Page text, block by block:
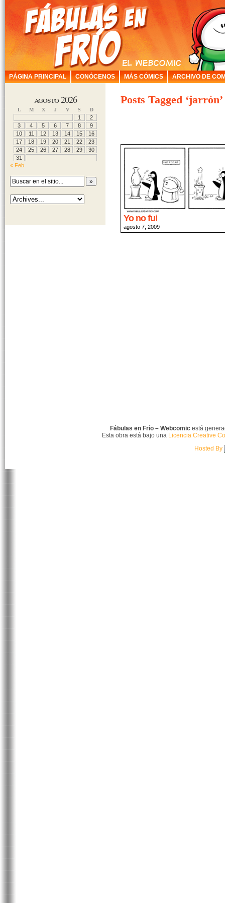
PÁGINA PRINCIPAL CONÓCENOS MÁS CÓMICS ARCHIVO DE
agosto 2026
L M X J V S D
1
2
3
4 5 6 7 8
9
10
11 12 13 14 15
16
17
18 19 20 21 22
23
24
25 26 27 28 29
30
31
« Feb
Posts Tagged ‘jarrón’
Yo no fui
agosto 7, 2009
Fábulas en Frío – Webcomicestá
Esta obra está bajo una Licencia Creative
Hosted By